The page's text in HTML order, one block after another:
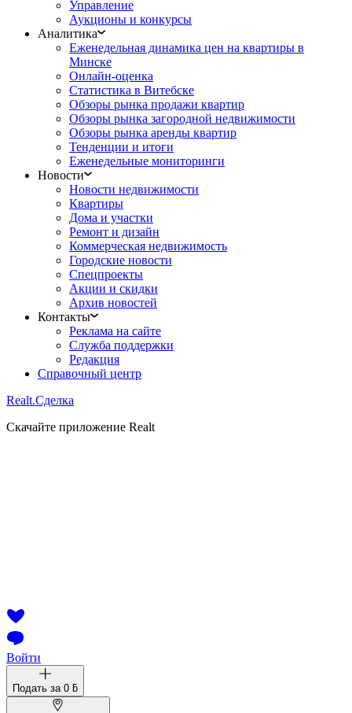
Управление
Аукционы и конкурсы
Аналитика
Еженедельная динамика цен на квартиры в
Минске
Онлайн-оценка
Статистика в Витебске
Обзоры рынка продажи квартир
Обзоры рынка загородной недвижимости
Обзоры рынка аренды квартир
Тенденции и итоги
Еженедельные мониторинги
Новости
Новости недвижимости
Квартиры
Дома и участки
Ремонт и дизайн
Коммерческая недвижимость
Городские новости
Спецпроекты
Акции и скидки
Архив новостей
Контакты
Реклама на сайте
Служба поддержки
Редакция
Справочный центр
Realt.Сделка
Скачайте приложение Realt
Войти
Подать за 0 ƃ